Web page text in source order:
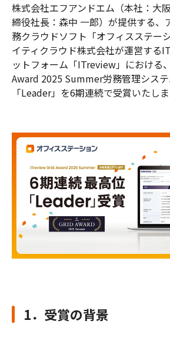
株式会社エフアンドエム（本社：大
締役社長：森中 一郎）が提供する、
務クラウドソフト「オフィスステー
イティクラウド株式会社が運営する
ットフォーム「ITreview」における
Award 2025 Summer労務管理シス
「Leader」を6期連続で受賞いたしま
1．受賞の背景